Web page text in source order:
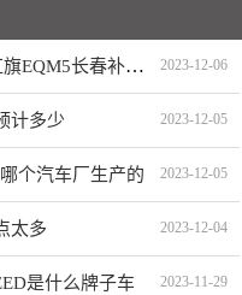
红旗EQM5吉林为什么便宜？红旗EQM5长春补贴政策 2023-12-06
计多少 2023-12-05
个汽车厂生产的 2023-12-05
太多 2023-12-04
是什么牌子车 2023-11-29